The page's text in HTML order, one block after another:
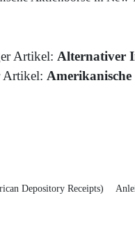
Artikel: Alternativer
Artikel:
Depository Receipts)